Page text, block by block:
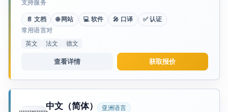
支持服务
📄 文档 🌐 网站 💻 软件 🎤 口译 ✅ 认证
常用语言对
英文
法文 德文
查看详情 获取报价
中文（简体） 亚洲语言